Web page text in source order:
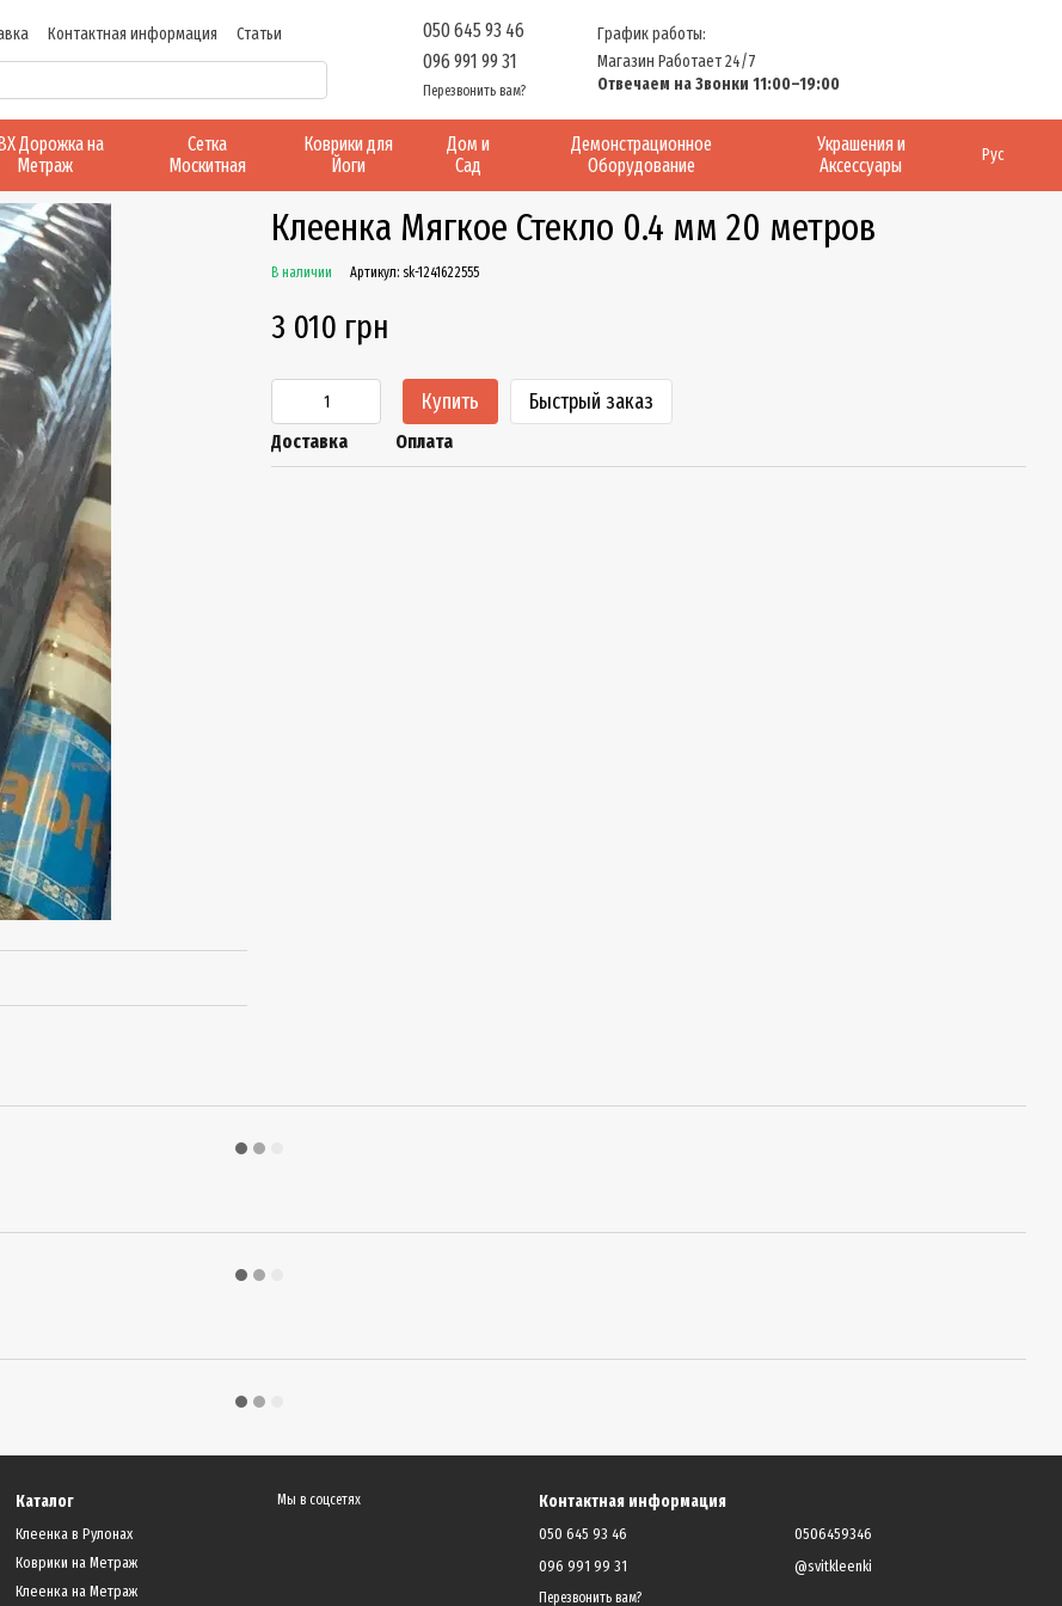
Контактная информация Статьи
050 645 93 46
096 991 99 31
Перезвонить вам?
График работы:
Магазин Работает 24/7
Отвечаем на Звонки 11:00–19:00
Дорожка на
Метраж
Сетка
Москитная
Коврики для
Йоги
Дом и
Сад
Демонстрационное
Оборудование
Украшения и
Аксессуары
Рус
Клеенка Мягкое Стекло 0.4 мм 20 метров
В наличии Артикул: sk-1241622555
3 010 грн
Купить Быстрый заказ
Доставка Оплата
Каталог
Клеенка в Рулонах
Коврики на Метраж
Клеенка на Метраж
Мы в соцсетях Контактная информация
050 645 93 46
096 991 99 31
Перезвонить вам?
0506459346
@svitkleenki